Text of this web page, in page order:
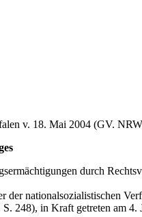
v. 18. Mai 2004 (GV.
durch
nationalsozialistischen
248), in Kraft getreten am 4.